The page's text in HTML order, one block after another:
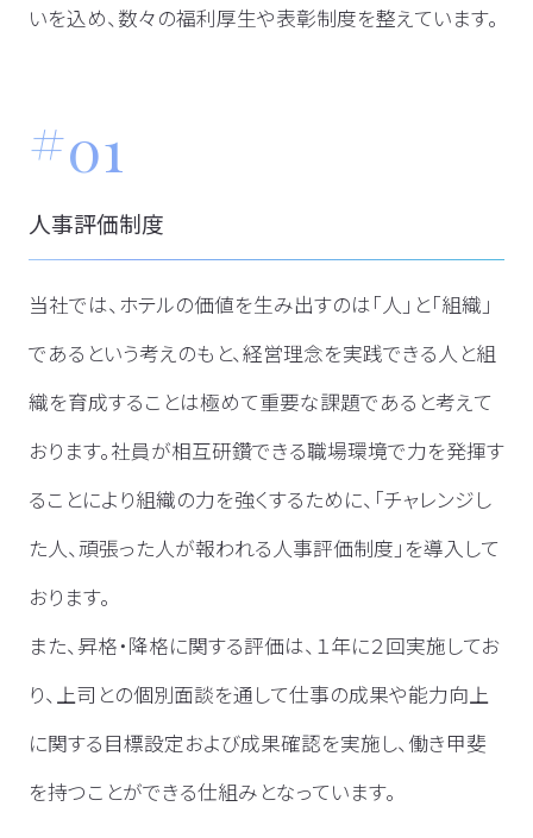
いを込め、数々の福利厚生や表彰制度を整えています。
01
人事評価制度
当社では、ホテルの価値を生み出すのは「人」と「組織」
であるという考えのもと、経営理念を実践できる人と組
織を育成することは極めて重要な課題であると考えて
おります。社員が相互研鑽できる職場環境で力を発揮す
ることにより組織の力を強くするために、「チャレンジし
た人、頑張った人が報われる人事評価制度」を導入して
おります。
また、昇格・降格に関する評価は、１年に２回実施してお
り、上司との個別面談を通して仕事の成果や能力向上
に関する目標設定および成果確認を実施し、働き甲斐
を持つことができる仕組みとなっています。